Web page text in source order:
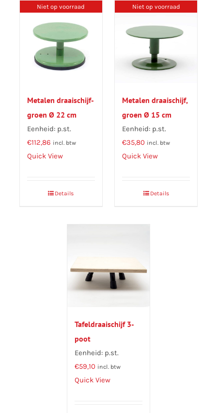
Niet op voorraad
Metalen draaischijf-
groen Ø 22 cm
Eenheid: p.st.
€112,86 incl. btw
Quick View
Details
Niet op voorraad
Metalen draaischijf,
groen Ø 15 cm
Eenheid: p.st.
€35,80 incl. btw
Quick View
Details
Tafeldraaischijf 3-
poot
Eenheid: p.st.
€59,10 incl. btw
Quick View